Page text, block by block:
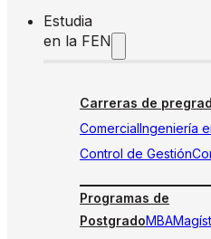
Estudia
en la FEN
Carreras de
ComercialIngeniería
Control de Gestión
Programas de
PostgradoMBA